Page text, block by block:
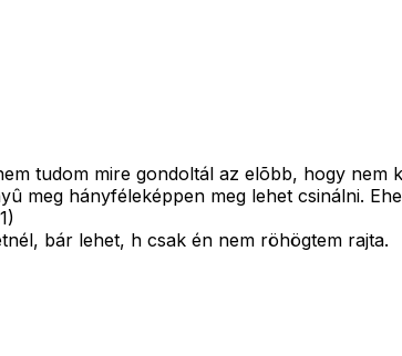
tudom mire gondoltál az elõbb, hogy nem
meg hányféleképpen meg lehet csinálni.
bár lehet, h csak én nem röhögtem rajta.